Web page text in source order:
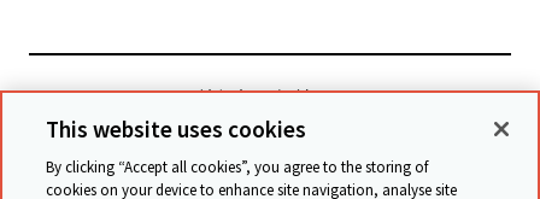
檢視相關網站
This website uses cookies
By clicking “Accept all cookies”, you agree to the storing of
cookies on your device to enhance site navigation, analyse site